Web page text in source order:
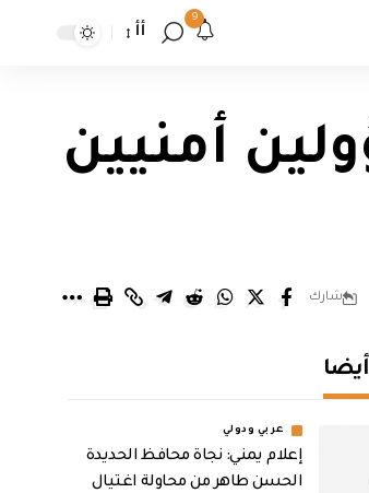
9
أأ
أمنيين
شارك
عربي ودولي
إعلام يمني: نجاة محافظ الحديدة
الحسن طاهر من محاولة اغتيال